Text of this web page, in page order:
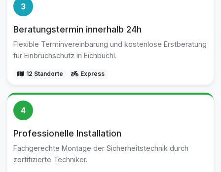
3
Beratungstermin innerhalb 24h
Flexible Terminvereinbarung und kostenlose Erstberatung
für Einbruchschutz in Eichbüchl.
12 Standorte Express
4
Professionelle Installation
Fachgerechte Montage der Sicherheitstechnik durch
zertifizierte Techniker.